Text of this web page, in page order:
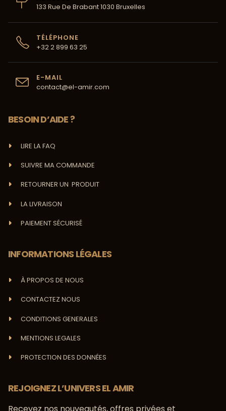
133 Rue De Brabant 1030 Bruxelles
TÉLÉPHONE
+32 2 899 63 25
E-MAIL
contact@el-amir.com
BESOIN D’AIDE ?
LIRE LA FAQ
SUIVRE MA COMMANDE
RETOURNER UN PRODUIT
LA LIVRAISON
PAIEMENT SÉCURISÉ
INFORMATIONS LÉGALES
À PROPOS DE NOUS
CONTACTEZ NOUS
CONDITIONS GENERALES
MENTIONS LEGALES
PROTECTION DES DONNÉES
REJOIGNEZ L’UNIVERS EL AMIR
Recevez nos nouveautés, offres privées et